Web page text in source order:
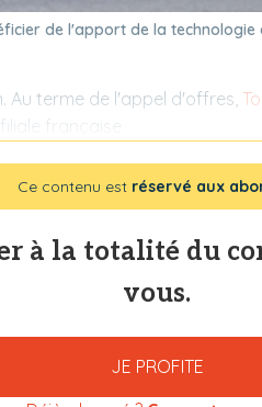
de l'apport de la technologie
Au terme de l'appel d'offres,
française
Ce contenu est réservé aux
à la totalité du
vous.
JE PROFITE